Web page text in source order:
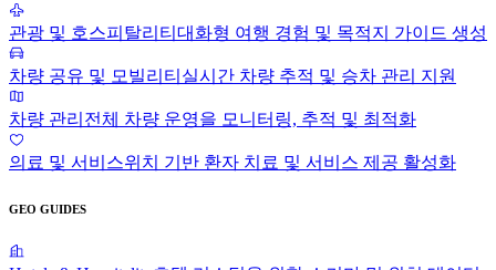
관광 및 호스피탈리티 대화형 여행 경험 및 목적지 가이드 생성
차량 공유 및 모빌리티 실시간 차량 추적 및 승차 관리 지원
차량 관리 전체 차량 운영을 모니터링, 추적 및 최적화
의료 및 서비스위치 기반 환자 치료 및 서비스 제공 활성화
GEO GUIDES